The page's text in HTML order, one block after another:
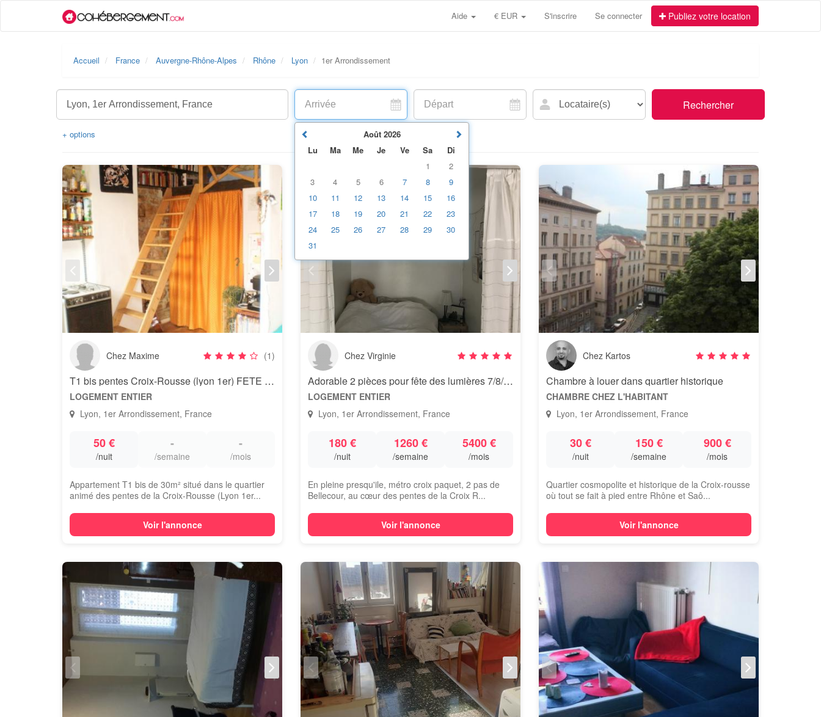
Aide € EUR S'inscrire Se connecter Publiez votre location
Accueil France Auvergne-Rhône-Alpes Rhône Lyon 1er Arrondissement
Rechercher
+ options
Chez Maxime (1)
T1 bis pentes Croix-Rousse (lyon 1er) FETE DES LUMIERES LYON
LOGEMENT ENTIER
Lyon, 1er Arrondissement, France
50 €
/nuit
-
/semaine
-
/mois
Appartement T1 bis de 30m² situé dans le quartier
animé des pentes de la Croix-Rousse (Lyon 1er...
Voir l'annonce
Chez Virginie
Adorable 2 pièces pour fête des lumières 7/8/9 dec
LOGEMENT ENTIER
Lyon, 1er Arrondissement, France
180 €
/nuit
1260 €
/semaine
5400 €
/mois
En pleine presqu'ile, métro croix paquet, 2 pas de
Bellecour, au cœur des pentes de la Croix R...
Voir l'annonce
Chez Kartos
Chambre à louer dans quartier historique
CHAMBRE CHEZ L'HABITANT
Lyon, 1er Arrondissement, France
30 €
/nuit
150 €
/semaine
900 €
/mois
Quartier cosmopolite et historique de la Croix-rousse
où tout se fait à pied entre Rhône et Saô...
Voir l'annonce
Août 2026
Lu
Ma Me Je Ve Sa
Di
1
2
3
4 5 6 7 8
9
10
11 12 13 14 15
16
17
18 19 20 21 22
23
24
25 26 27 28 29
30
31